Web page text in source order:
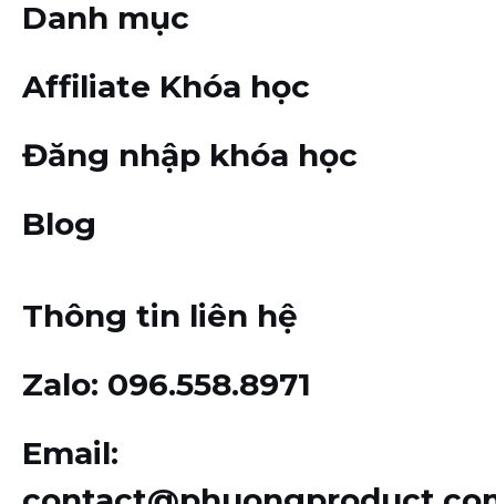
Danh mục
Affiliate Khóa học
Đăng nhập khóa học
Blog
Thông tin liên hệ
Zalo: 096.558.8971
Email: